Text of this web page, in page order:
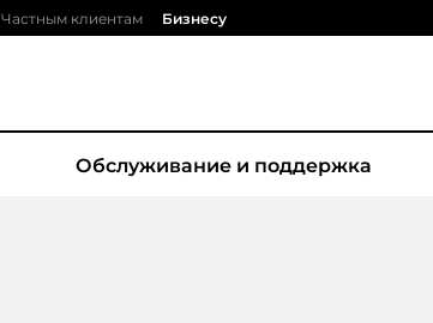
Частным клиентам Бизнесу
Обслуживание и поддержка